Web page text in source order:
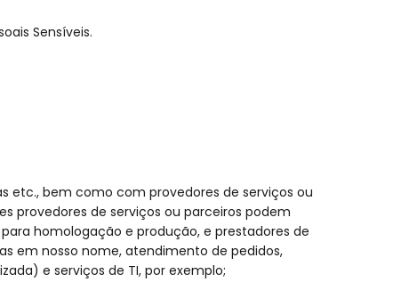
Sensíveis.
etc., bem como com provedores de serviços ou
provedores de serviços ou parceiros podem
homologação e produção, e prestadores de
em nosso nome, atendimento de pedidos,
e serviços de TI, por exemplo;